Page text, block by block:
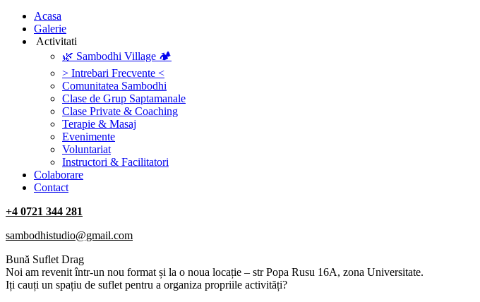
‎Acasa
Galerie
‎ ‎Activitati‎
🌿 Sambodhi Village 🏕️
> Intrebari Frecvente <
Comunitatea Sambodhi
Clase de Grup Saptamanale
Clase Private & Coaching
Terapie & Masaj
‎Evenimente
Voluntariat
‏‏‎Instructori & Facilitatori
Colaborare
Contact
+4 0721 344 281
sambodhistudio@gmail.com
Bună Suflet Drag
Noi am revenit într-un nou format și la o noua locație – str Popa Rusu 16A, zona Universitate.
Iți cauți un spațiu de suflet pentru a organiza propriile activități?